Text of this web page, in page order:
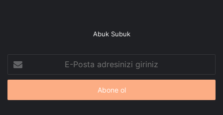
Abuk Subuk
Posta
adresinizi